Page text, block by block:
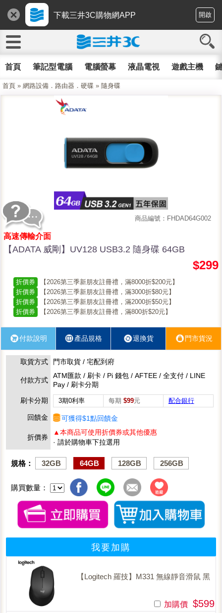
下載三井3C購物網APP 開啟
首頁 筆記型電腦 電腦螢幕 液晶電視 遊戲主機
首頁 » 網路設備．路由器．硬碟 » 隨身碟
商品編號：FHDAD64G002
高速傳輸介面
【ADATA 威剛】UV128 USB3.2 隨身碟 64GB
$299
折價券
【2026第三季新朋友註冊禮，滿8000折$200元】
折價券
【2026第三季新朋友註冊禮，滿3000折$80元】
折價券
【2026第三季新朋友註冊禮，滿2000折$50元】
折價券
【2026第三季新朋友註冊禮，滿800折$20元】
付款說明 產品規格 退換貨 門市貨況
取貨方式 門市取貨 / 宅配到府
付款方式
ATM匯款 / 刷卡 / Pi 錢包 / AFTEE / 全支付 / LINE
Pay / 刷卡分期
刷卡分期
3期0利率 每期 $99元 配合銀行
回饋金 可獲得$1點回饋金
折價券
▲本商品可使用折價券或其他優惠
· 請於購物車下拉選用
規格： 32GB 64GB 128GB 256GB
購買數量：
我要加購
【Logitech 羅技】M331 無線靜音滑鼠 黑
加購價 $599